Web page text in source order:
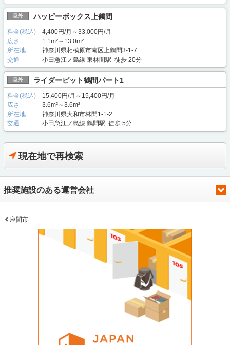
屋外 ハッピーボックス上鶴間
料金(税込)
4,400円/月～33,000円/月
広さ
1.1m²～13.0m²
所在地
神奈川県相模原市南区上鶴間3-1-7
交通
小田急江ノ島線 東林間駅 徒歩 20分
屋外 ライダーピット鶴間パート1
料金(税込)
15,400円/月～15,400円/月
広さ
3.6m²～3.6m²
所在地
神奈川県大和市林間1-1-2
交通
小田急江ノ島線 鶴間駅 徒歩 5分
現在地で再検索
推奨施設のある運営会社
座間市